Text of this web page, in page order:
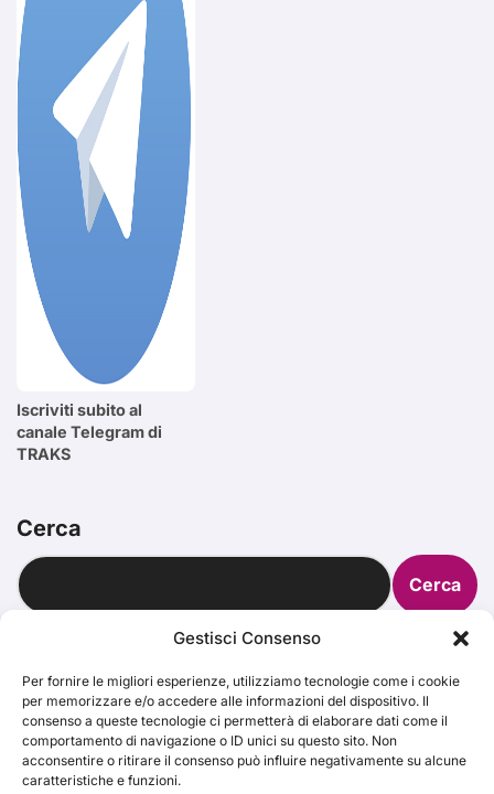
Gestisci Consenso
Per fornire le migliori esperienze, utilizziamo tecnologie come i cookie
per memorizzare e/o accedere alle informazioni del dispositivo. Il
consenso a queste tecnologie ci permetterà di elaborare dati come il
comportamento di navigazione o ID unici su questo sito. Non
acconsentire o ritirare il consenso può influire negativamente su alcune
caratteristiche e funzioni.
Iscriviti subito al
canale Telegram di
TRAKS
Cerca
Cerca
TRAKS